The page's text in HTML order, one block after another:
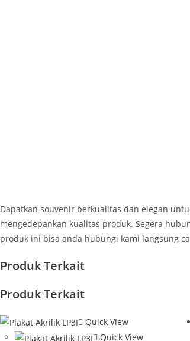
Dapatkan souvenir berkualitas dan elegan
mengedepankan kualitas produk. Segera
produk ini bisa anda hubungi kami langsung
Produk Terkait
Produk Terkait
Quick View
Quick View